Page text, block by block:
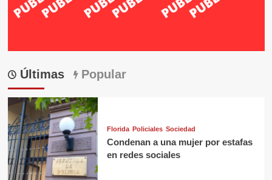
Últimas Popular
Florida Policiales Sociedad
Condenan a una mujer por estafas
en redes sociales